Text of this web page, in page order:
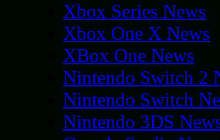
Xbox Series News
Xbox One X News
XBox One News
Nintendo Switch 2
Nintendo Switch
Nintendo 3DS